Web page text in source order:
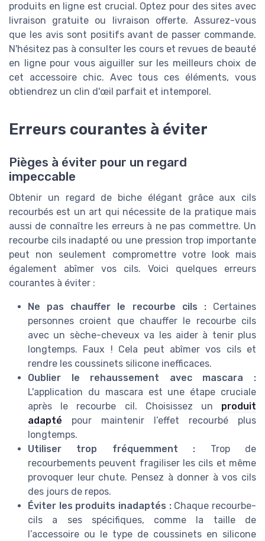
produits en ligne est crucial. Optez pour des sites avec
livraison gratuite ou livraison offerte. Assurez-vous
que les avis sont positifs avant de passer commande.
N'hésitez pas à consulter les cours et revues de beauté
en ligne pour vous aiguiller sur les meilleurs choix de
cet accessoire chic. Avec tous ces éléments, vous
obtiendrez un clin d'œil parfait et intemporel.
Erreurs courantes à éviter
Pièges à éviter pour un regard
impeccable
Obtenir un regard de biche élégant grâce aux cils
recourbés est un art qui nécessite de la pratique mais
aussi de connaître les erreurs à ne pas commettre. Un
recourbe cils inadapté ou une pression trop importante
peut non seulement compromettre votre look mais
également abîmer vos cils. Voici quelques erreurs
courantes à éviter :
Ne pas chauffer le recourbe cils :Certaines
personnes croient que chauffer le recourbe cils
avec un sèche-cheveux va les aider à tenir plus
longtemps. Faux ! Cela peut abîmer vos cils et
rendre les coussinets silicone inefficaces.
Oublier le rehaussement avec mascara :
L'application du mascara est une étape cruciale
après le recourbe cil. Choisissez un produit
adapté pour maintenir l’effet recourbé plus
longtemps.
Utiliser trop fréquemment : Trop de
recourbements peuvent fragiliser les cils et même
provoquer leur chute. Pensez à donner à vos cils
des jours de repos.
Éviter les produits inadaptés :Chaque recourbe-
cils a ses spécifiques, comme la taille de
l’accessoire ou le type de coussinets en silicone